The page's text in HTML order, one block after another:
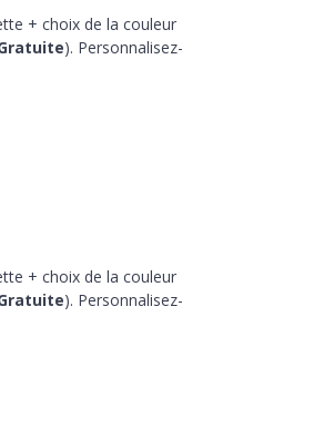
+ choix de la couleur
). Personnalisez-
+ choix de la couleur
). Personnalisez-